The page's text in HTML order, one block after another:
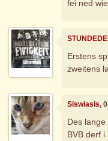
fei ned
Erstens
zweitens
Siswiasis,
Des
BVB derf